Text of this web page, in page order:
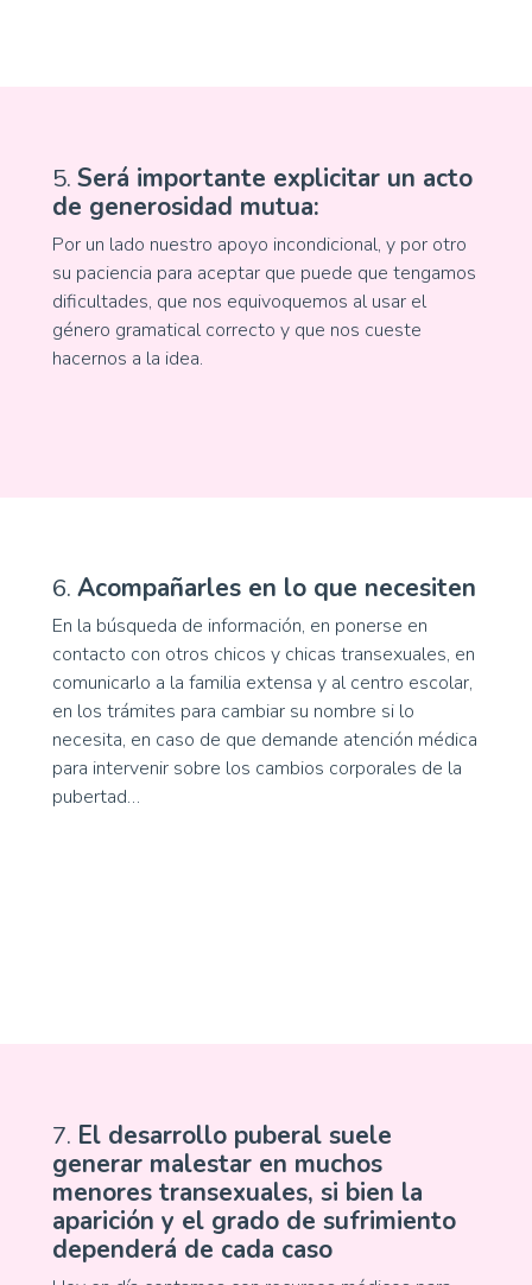
5. Será importante explicitar un acto
de generosidad mutua:
Por un lado nuestro apoyo incondicional, y por otro
su paciencia para aceptar que puede que tengamos
dificultades, que nos equivoquemos al usar el
género gramatical correcto y que nos cueste
hacernos a la idea.
6. Acompañarles en lo que necesiten
En la búsqueda de información, en ponerse en
contacto con otros chicos y chicas transexuales, en
comunicarlo a la familia extensa y al centro escolar,
en los trámites para cambiar su nombre si lo
necesita, en caso de que demande atención médica
para intervenir sobre los cambios corporales de la
pubertad…
7. El desarrollo puberal suele
generar malestar en muchos
menores transexuales, si bien la
aparición y el grado de sufrimiento
dependerá de cada caso